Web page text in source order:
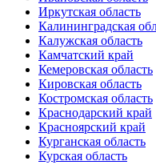
Иркутская область
Калининградская
Калужская область
Камчатский край
Кемеровская область
Кировская область
Костромская область
Краснодарский край
Красноярский край
Курганская область
Курская область